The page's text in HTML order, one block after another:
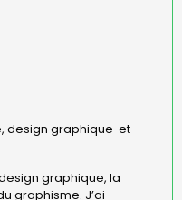
design graphique et
graphique, la
graphisme. J’ai